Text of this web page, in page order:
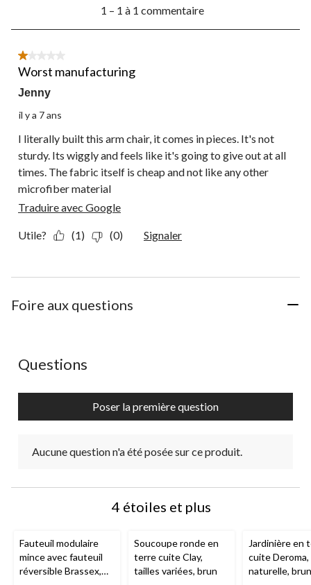
1
commentaire.
1 – 1 à 1 commentaire
1 étoile(s) sur 5.
Worst manufacturing
Jenny
il y a 7 ans
I literally built this arm chair, it comes in pieces. It's not
sturdy. Its wiggly and feels like it's going to give out at all
times. The fabric itself is cheap and not like any other
microfiber material
Traduire avec Google
Utile? (1) (0) Signaler
Foire aux questions
Aucune question n'a été posée sur ce produit.
Questions
Poser la première question
Aucune question n'a été posée sur ce produit.
4 étoiles et plus
Fauteuil modulaire
mince avec fauteuil
réversible Brassex,
Soucoupe ronde en
terre cuite Clay,
tailles variées, brun
Jardinière en
cuite Deroma,
naturelle, brun